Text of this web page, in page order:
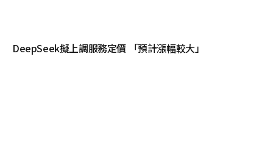
DeepSeek擬上調服務定價 「預計漲幅較大」